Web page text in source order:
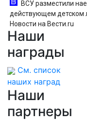
ВСУ разместили
действующем детском
Новости на Вести.ru
Наши
награды
См. список
наших наград
Наши
партнеры